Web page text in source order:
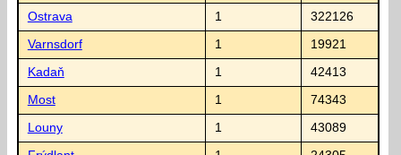
Ostrava 1 322126
Varnsdorf 1 19921
Kadaň 1 42413
Most 1 74343
Louny 1 43089